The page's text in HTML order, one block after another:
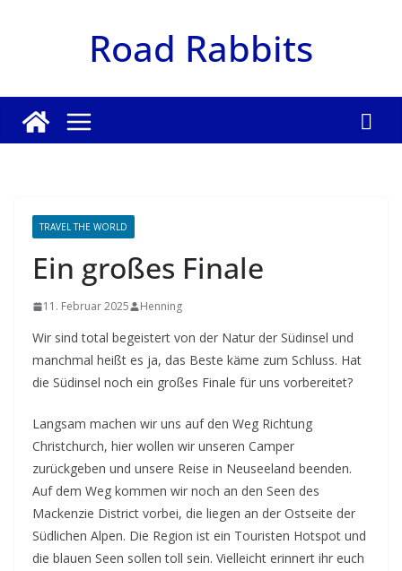
Road Rabbits
TRAVEL THE WORLD
Ein großes Finale
11. Februar 2025 Henning
Wir sind total begeistert von der Natur der Südinsel und
manchmal heißt es ja, das Beste käme zum Schluss. Hat
die Südinsel noch ein großes Finale für uns vorbereitet?
Langsam machen wir uns auf den Weg Richtung
Christchurch, hier wollen wir unseren Camper
zurückgeben und unsere Reise in Neuseeland beenden.
Auf dem Weg kommen wir noch an den Seen des
Mackenzie District vorbei, die liegen an der Ostseite der
Südlichen Alpen. Die Region ist ein Touristen Hotspot und
die blauen Seen sollen toll sein. Vielleicht erinnert ihr euch